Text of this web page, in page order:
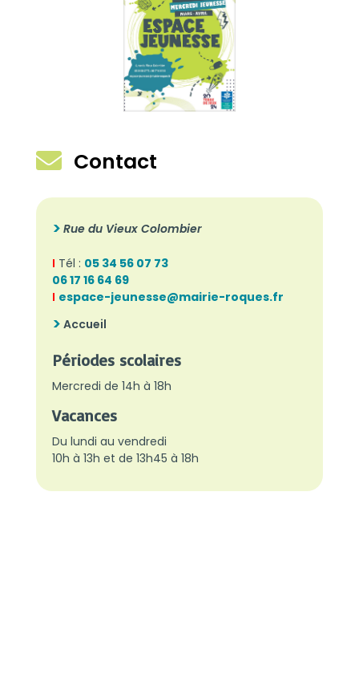
 Contact
Rue du Vieux Colombier
I Tél : 05 34 56 07 73
06 17 16 64 69
I espace-jeunesse@mairie-roques.fr
Accueil
Périodes scolaires
Mercredi de 14h à 18h
Vacances
Du lundi au vendredi
10h à 13h et de 13h45 à 18h